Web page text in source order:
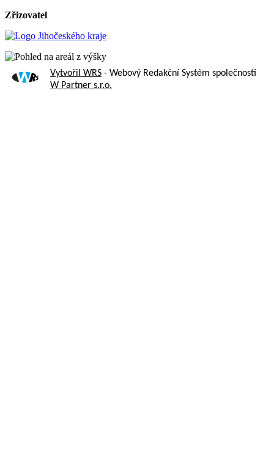
Zřizovatel
Vytvořil WRS - Webový Redakční Systém společnosti
W Partner s.r.o.